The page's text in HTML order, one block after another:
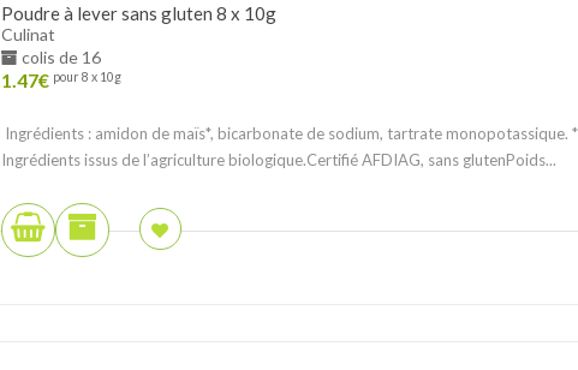
Poudre à lever sans gluten 8 x 10g
Culinat
colis de 16
1.47€ pour 8 x 10g
Ingrédients : amidon de maïs*, bicarbonate de sodium, tartrate monopotassique. *
Ingrédients issus de l’agriculture biologique.Certifié AFDIAG, sans glutenPoids...